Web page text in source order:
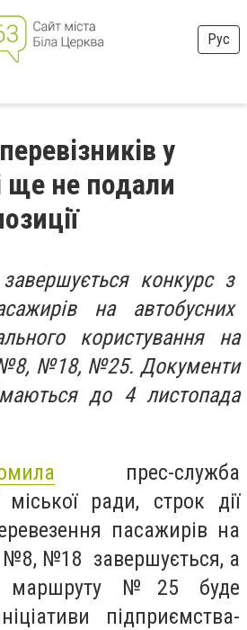
Рус
у
ще не подали
конкурс з
на автобусних
користування на
№18, №25. Документи
до 4 листопада
прес-служба
міської ради, строк дії
пасажирів на
№18 завершується, а
маршруту №25 буде
підприємства-